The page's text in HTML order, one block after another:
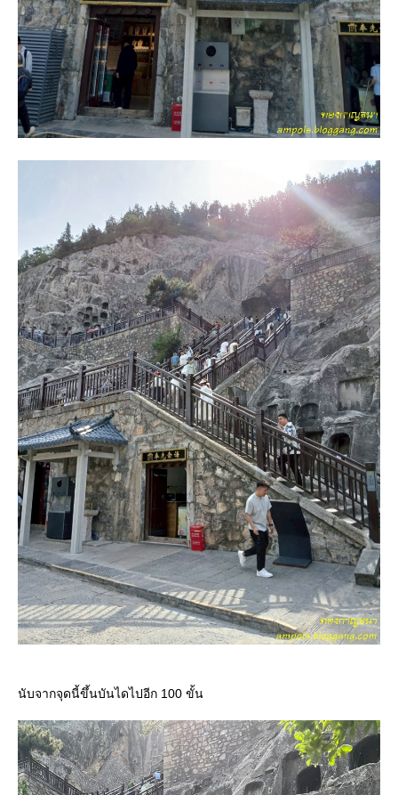
นับจากจุดนี้ขึ้นบันไดไปอีก 100 ขั้น